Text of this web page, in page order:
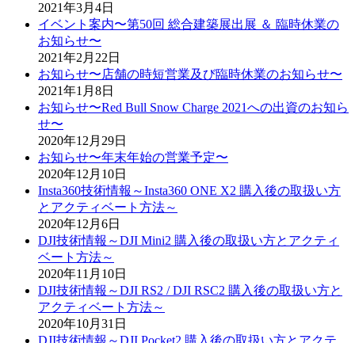
2021年3月4日
イベント案内〜第50回 総合建築展出展 ＆ 臨時休業の
お知らせ〜
2021年2月22日
お知らせ〜店舗の時短営業及び臨時休業のお知らせ〜
2021年1月8日
お知らせ〜Red Bull Snow Charge 2021への出資のお知ら
せ〜
2020年12月29日
お知らせ〜年末年始の営業予定〜
2020年12月10日
Insta360技術情報～Insta360 ONE X2 購入後の取扱い方
とアクティベート方法～
2020年12月6日
DJI技術情報～DJI Mini2 購入後の取扱い方とアクティ
ベート方法～
2020年11月10日
DJI技術情報～DJI RS2 / DJI RSC2 購入後の取扱い方と
アクティベート方法～
2020年10月31日
DJI技術情報～DJI Pocket2 購入後の取扱い方とアクテ